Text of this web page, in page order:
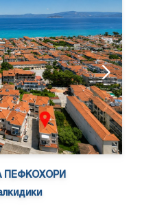
ПЕФКОХОРИ